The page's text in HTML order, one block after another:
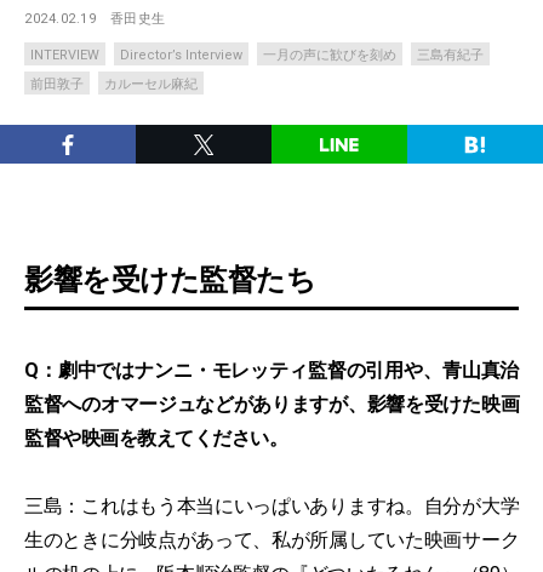
2024.02.19 香田史生
INTERVIEW Director’s Interview 一月の声に歓びを刻め
三島有紀子
前田敦子
カルーセル麻紀
影響を受けた監督たち
Q：劇中ではナンニ・モレッティ監督の引用や、青山真治
監督へのオマージュなどがありますが、影響を受けた映画
監督や映画を教えてください。
三島：これはもう本当にいっぱいありますね。自分が大学
生のときに分岐点があって、私が所属していた映画サーク